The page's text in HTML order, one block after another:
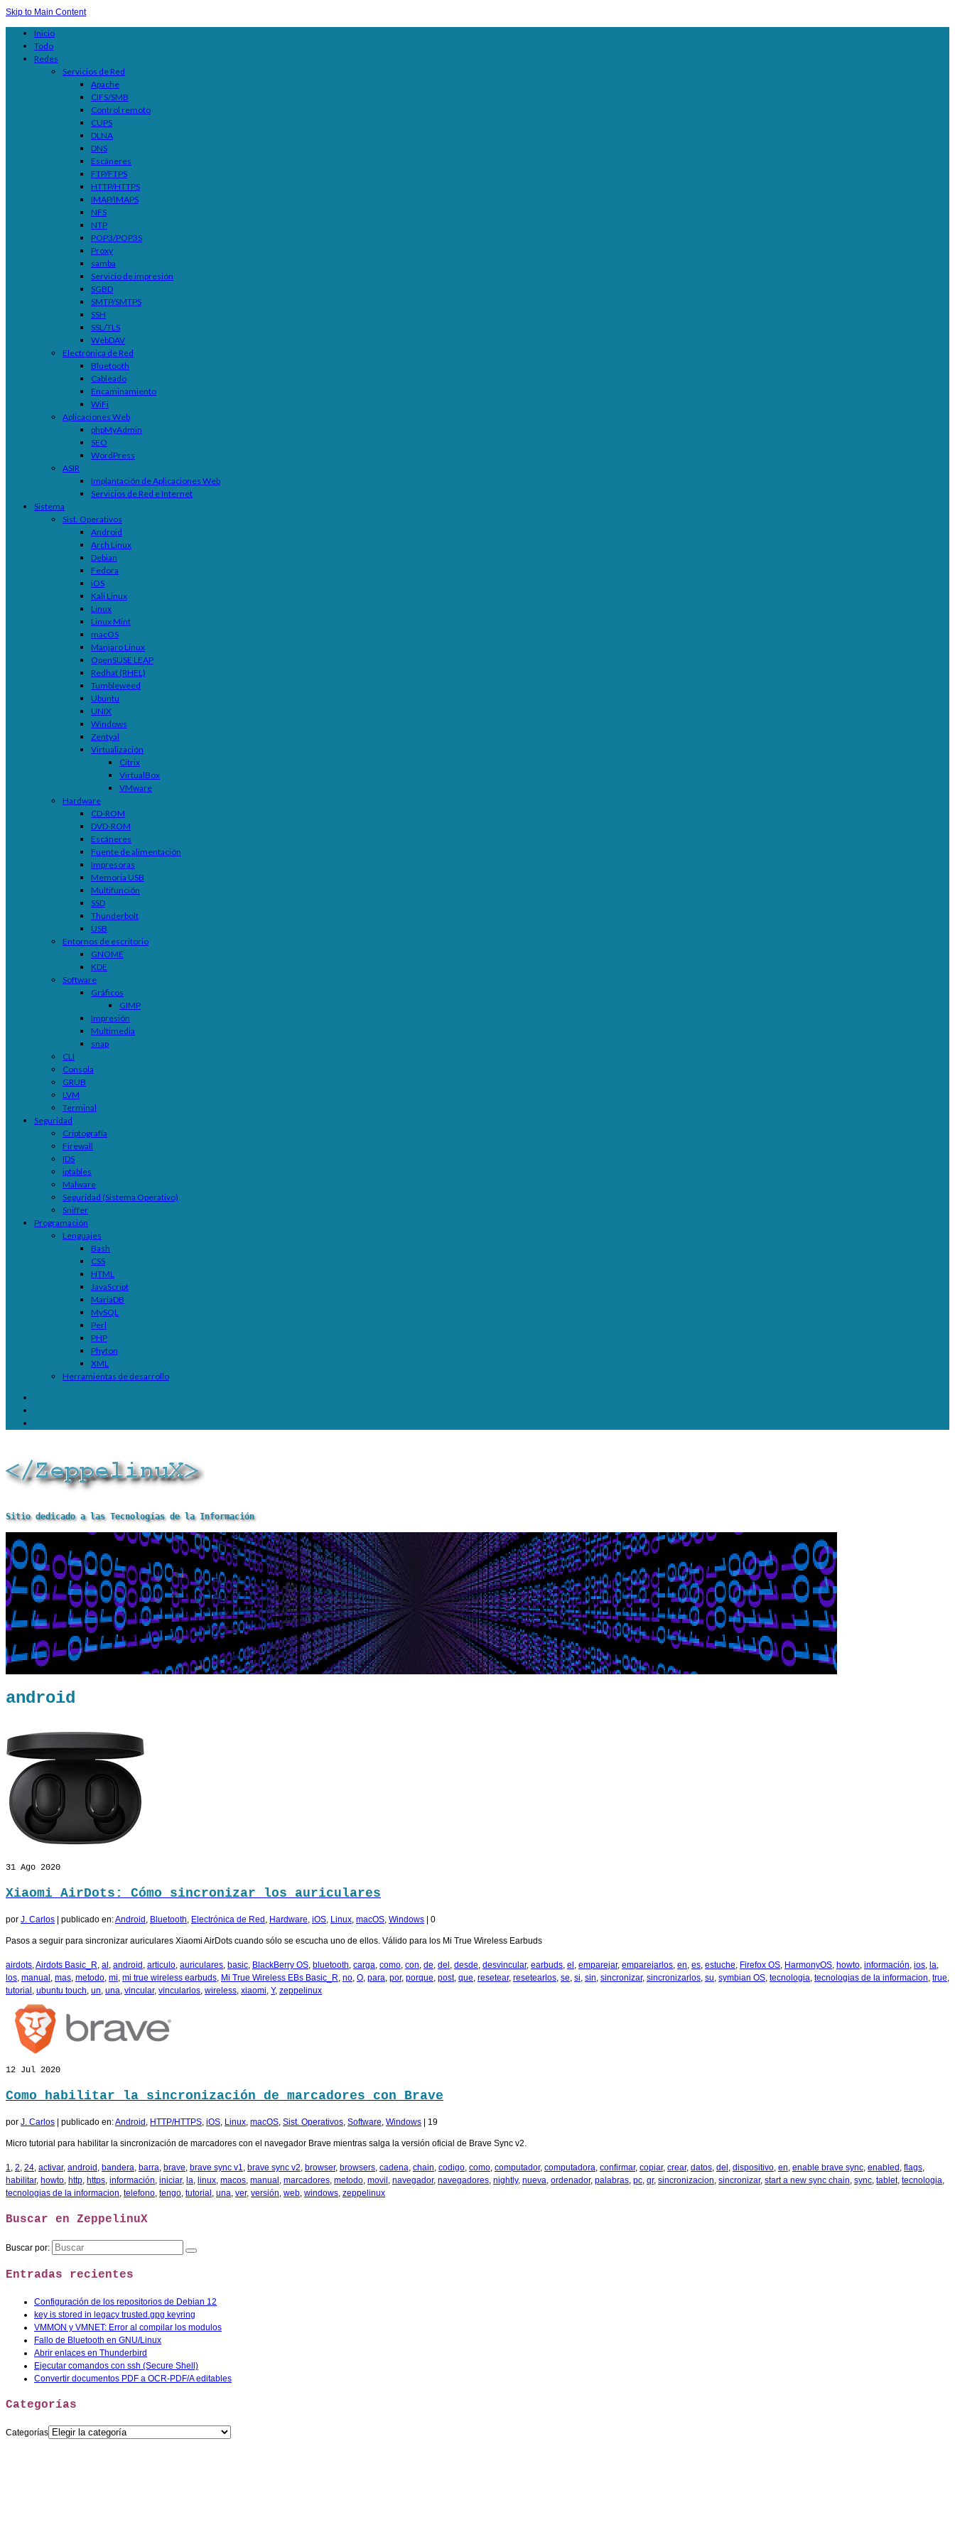
Skip to Main Content
Inicio
Todo
Redes
Servicios de Red
Apache
CIFS/SMB
Control remoto
CUPS
DLNA
DNS
Escáneres
FTP/FTPS
HTTP/HTTPS
IMAP/IMAPS
NFS
NTP
POP3/POP3S
Proxy
samba
Servicio de impresión
SGBD
SMTP/SMTPS
SSH
SSL/TLS
WebDAV
Electrónica de Red
Bluetooth
Cableado
Encaminamiento
WiFi
Aplicaciones Web
phpMyAdmin
SEO
WordPress
ASIR
Implantación de Aplicaciones Web
Servicios de Red e Internet
Sistema
Sist. Operativos
Android
Arch Linux
Debian
Fedora
iOS
Kali Linux
Linux
Linux Mint
macOS
Manjaro Linux
OpenSUSE LEAP
Redhat (RHEL)
Tumbleweed
Ubuntu
UNIX
Windows
Zentyal
Virtualización
Citrix
VirtualBox
VMware
Hardware
CD-ROM
DVD-ROM
Escáneres
Fuente de alimentación
Impresoras
Memoria USB
Multifunción
SSD
Thunderbolt
USB
Entornos de escritorio
GNOME
KDE
Software
Gráficos
GIMP
Impresión
Multimedia
snap
CLI
Consola
GRUB
LVM
Terminal
Seguridad
Criptografía
Firewall
IDS
iptables
Malware
Seguridad (Sistema Operativo)
Sniffer
Programación
Lenguajes
Bash
CSS
HTML
JavaScript
MariaDB
MySQL
Perl
PHP
Phyton
XML
Herramientas de desarrollo
Sitio dedicado a las Tecnologías de la Información
android
31 Ago 2020
Xiaomi AirDots: Cómo sincronizar los auriculares
por J. Carlos publicado en:Android , Bluetooth, Electrónica de Red , Hardware, iOS, Linux, macOS, Windows 0
Pasos a seguir para sincronizar auriculares Xiaomi AirDots cuando sólo se escucha uno de ellos. Válido para los Mi True Wireless Earbuds
airdots,Airdots Basic_R, al , android , articulo, auriculares, basic, BlackBerry OS, bluetooth, carga, como, con, de, del , desde, desvincular, earbuds, el , emparejar, emparejarlos, en, es, estuche, Firefox OS, HarmonyOS, howto, información, ios, la,
los, manual , mas, metodo, mi, mi true wireless earbuds, Mi True Wireless EBs Basic_R, no, O, para, por, porque, post, que, resetear, resetearlos, se, si, sin, sincronizar, sincronizarlos, su, symbian OS, tecnologia, tecnologias de la informacion, true,
tutorial , ubuntu touch, un, una, vincular, vincularlos, wireless, xiaomi, Y, zeppelinux
12 Jul 2020
Como habilitar la sincronización de marcadores con Brave
por J. Carlos publicado en:Android , HTTP/HTTPS, iOS, Linux, macOS, Sist. Operativos, Software, Windows 19
Micro tutorial para habilitar la sincronización de marcadores con el navegador Brave mientras salga la versión oficial de Brave Sync v2.
1, 2, 24, activar, android , bandera, barra, brave, brave sync v1, brave sync v2, browser, browsers, cadena, chain, codigo, como, computador, computadora, confirmar, copiar, crear, datos, del , dispositivo, en, enable brave sync, enabled , flags,
habilitar, howto, http, https, información, iniciar, la, linux, macos, manual , marcadores, metodo, movil , navegador, navegadores, nightly, nueva, ordenador, palabras, pc, qr, sincronizacion, sincronizar, start a new sync chain, sync, tablet, tecnologia,
tecnologias de la informacion, telefono, tengo, tutorial , una, ver, versión, web, windows, zeppelinux
Buscar en ZeppelinuX
Buscar por:
Entradas recientes
Configuración de los repositorios de Debian 12
key is stored in legacy trusted.gpg keyring
VMMON y VMNET: Error al compilar los modulos
Fallo de Bluetooth en GNU/Linux
Abrir enlaces en Thunderbird
Ejecutar comandos con ssh (Secure Shell)
Convertir documentos PDF a OCR-PDF/A editables
Categorías
Categorías